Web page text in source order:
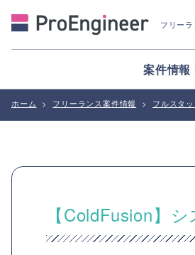
フリー
案件情報
ホーム > フリーランス案件情報 > フルスタ
【ColdFusion】